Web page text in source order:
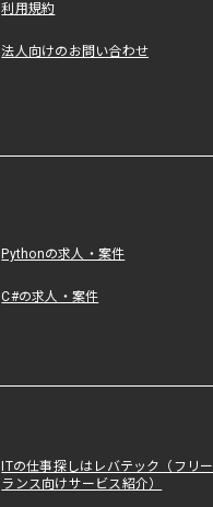
利用規約
法人向けのお問い合わせ
Pythonの求人・案件
C#の求人・案件
ITの仕事探しはレバテック（フリー
ランス向けサービス紹介）